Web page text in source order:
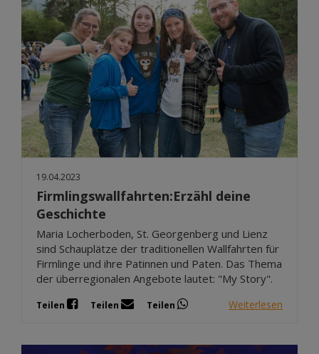
19.04.2023
Firmlingswallfahrten:Erzähl deine
Geschichte
Maria Locherboden, St. Georgenberg und Lienz
sind Schauplätze der traditionellen Wallfahrten für
Firmlinge und ihre Patinnen und Paten. Das Thema
der überregionalen Angebote lautet: "My Story".
Teilen Teilen Teilen Weiterlesen